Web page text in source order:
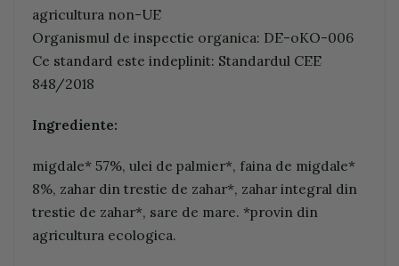
agricultura non-UE
Organismul de inspectie organica: DE-oKO-006
Ce standard este indeplinit: Standardul CEE
848/2018
Ingrediente:
migdale* 57%, ulei de palmier*, faina de migdale*
8%, zahar din trestie de zahar*, zahar integral din
trestie de zahar*, sare de mare. *provin din
agricultura ecologica.